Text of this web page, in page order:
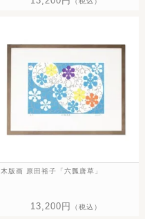
木版画 原田裕子「六瓢唐草」
13,200円 （税込）